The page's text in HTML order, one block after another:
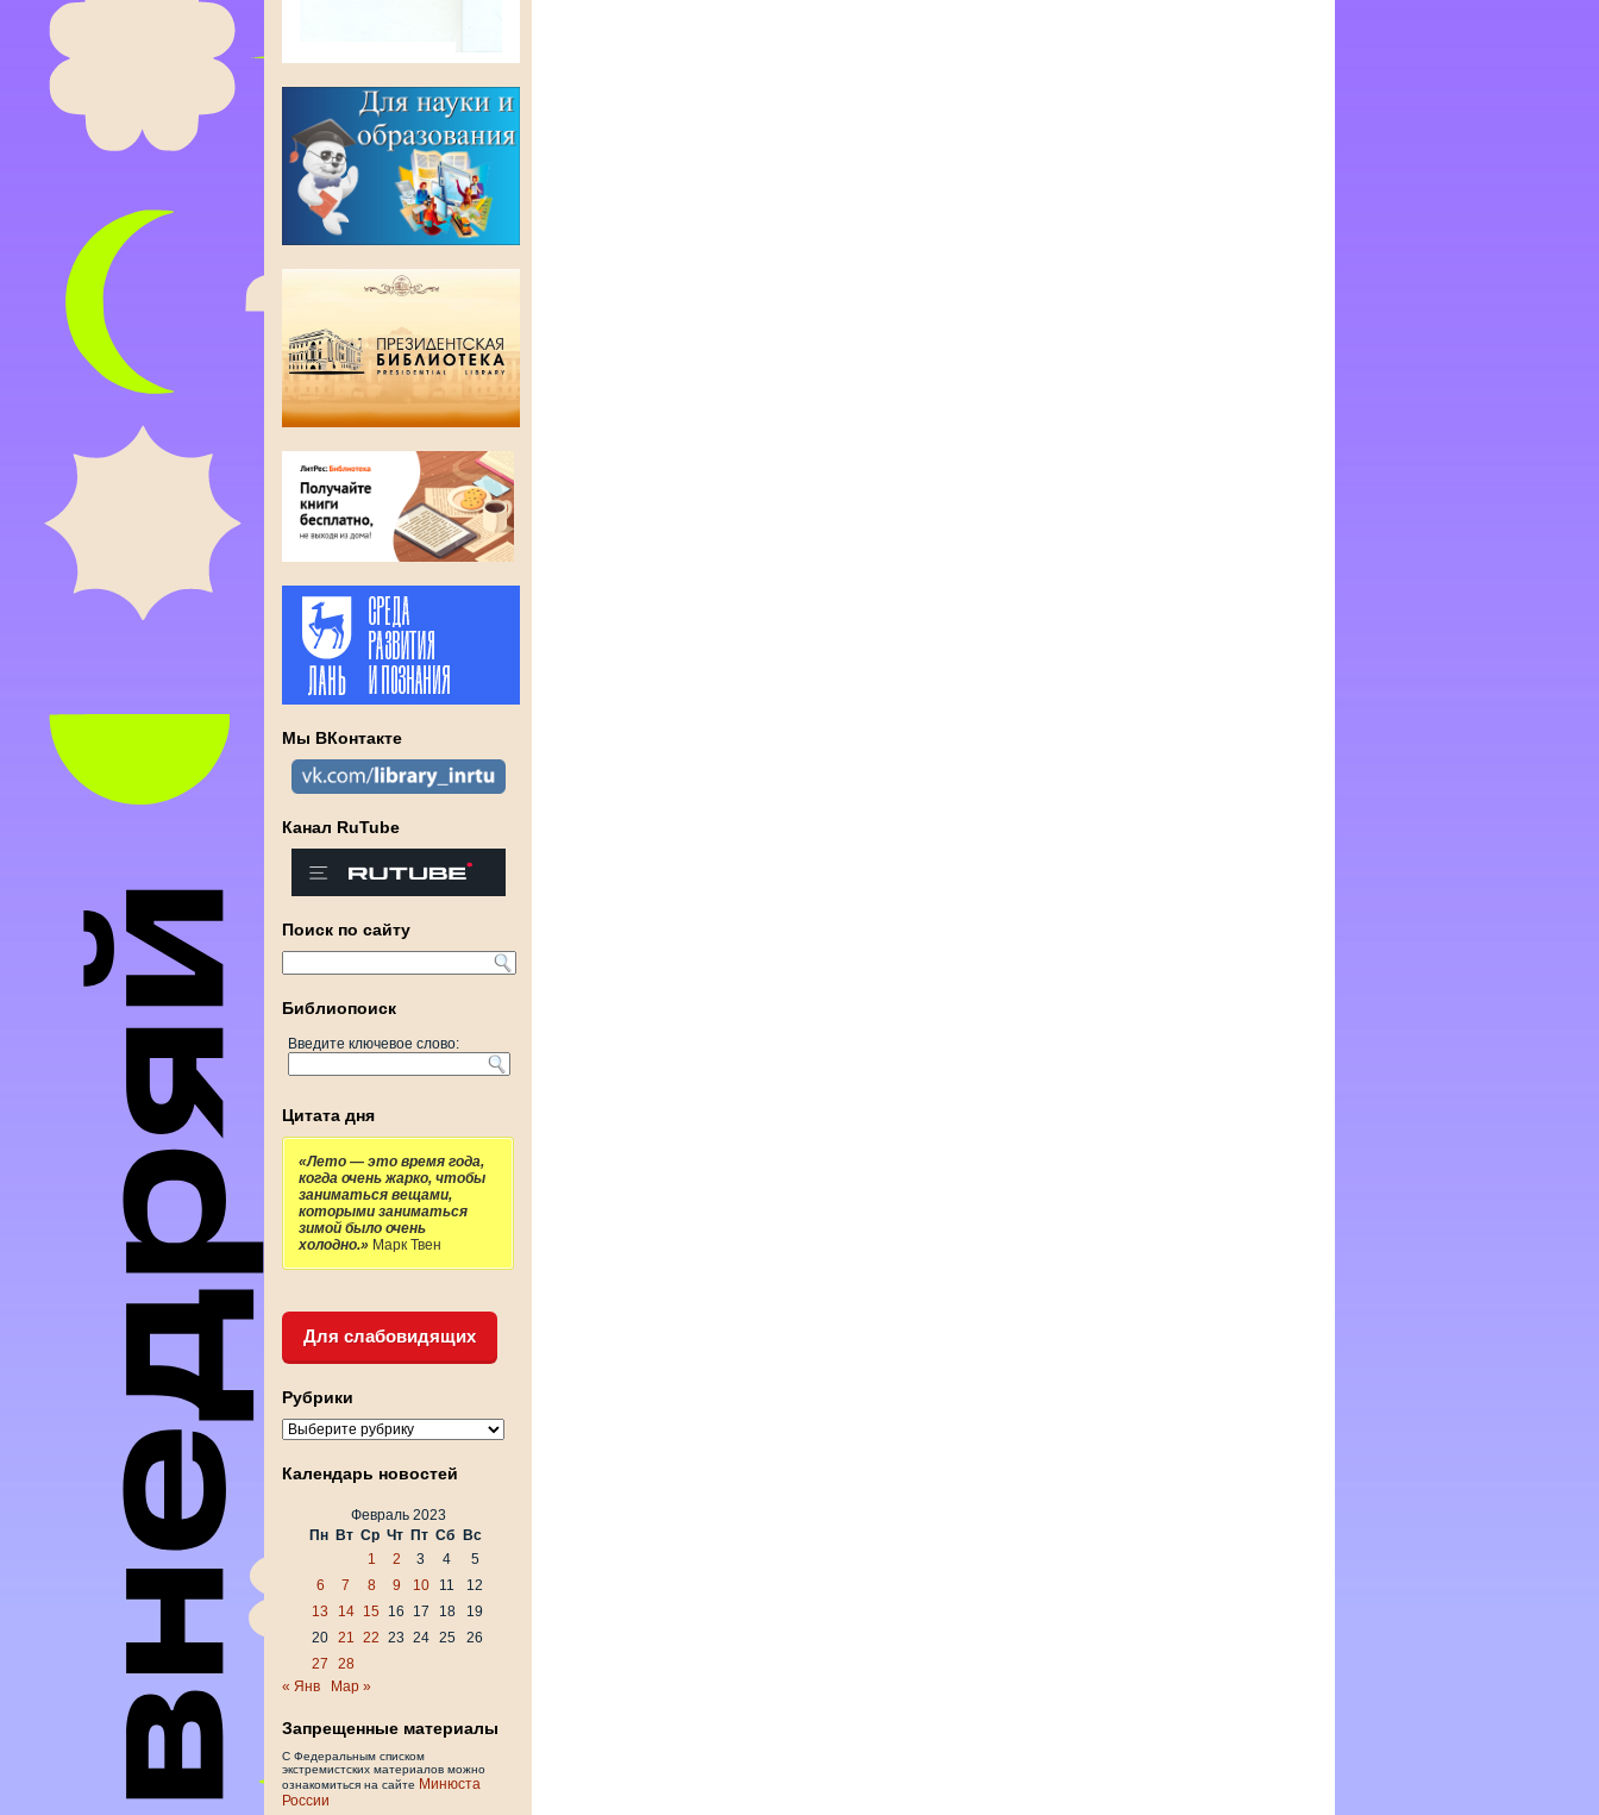
Мы ВКонтакте
Канал RuTube
Поиск по сайту
Библиопоиск
Введите ключевое слово:
Цитата дня
«Лето — это время года,
когда очень жарко, чтобы
заниматься вещами,
которыми заниматься
зимой было очень
холодно.» Марк Твен
Для слабовидящих
Рубрики
Рубрики
Календарь новостей
Февраль 2023
Пн Вт Ср Чт Пт Сб
Вс
1
2 3 4
5
6
7 8 9 10 11
12
13
14 15 16 17 18
19
20 21 22 23 24 25
26
27
28
« Янв
Мар »
Запрещенные материалы
С Федеральным списком
экстремистских материалов можно
ознакомиться на сайте Минюста
России